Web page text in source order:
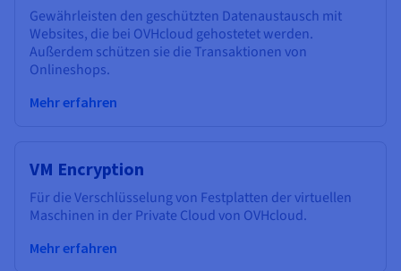
Gewährleisten den geschützten Datenaustausch mit
Websites, die bei OVHcloud gehostetet werden.
Außerdem schützen sie die Transaktionen von
Onlineshops.
Mehr erfahren
VM Encryption
Für die Verschlüsselung von Festplatten der virtuellen
Maschinen in der Private Cloud von OVHcloud.
Mehr erfahren